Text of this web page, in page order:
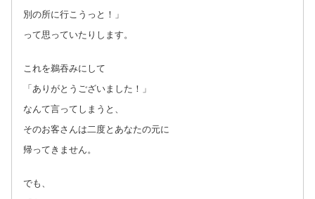
別の所に行こうっと！」
って思っていたりします。
これを鵜吞みにして
「ありがとうございました！」
なんて言ってしまうと、
そのお客さんは二度とあなたの元に
帰ってきません。
でも、